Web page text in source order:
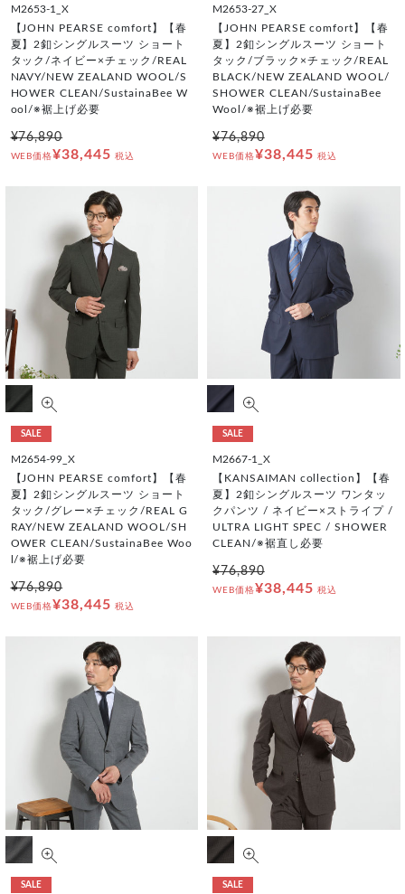
M2653-1_X
【JOHN PEARSE comfort】【春
夏】2釦シングルスーツ ショート
タック/ネイビー×チェック/REAL
NAVY/NEW ZEALAND WOOL/S
HOWER CLEAN/SustainaBee W
ool/※裾上げ必要
¥76,890
WEB価格¥38,445 税込
M2653-27_X
【JOHN PEARSE comfort】【春
夏】2釦シングルスーツ ショート
タック/ブラック×チェック/REAL
BLACK/NEW ZEALAND WOOL/
SHOWER CLEAN/SustainaBee
Wool/※裾上げ必要
¥76,890
WEB価格¥38,445 税込
SALE
M2654-99_X
【JOHN PEARSE comfort】【春
夏】2釦シングルスーツ ショート
タック/グレー×チェック/REAL G
RAY/NEW ZEALAND WOOL/SH
OWER CLEAN/SustainaBee Woo
l/※裾上げ必要
¥76,890
WEB価格¥38,445 税込
SALE
M2667-1_X
【KANSAIMAN collection】【春
夏】2釦シングルスーツ ワンタッ
クパンツ / ネイビー×ストライプ /
ULTRA LIGHT SPEC / SHOWER
CLEAN/※裾直し必要
¥76,890
WEB価格¥38,445 税込
SALE SALE